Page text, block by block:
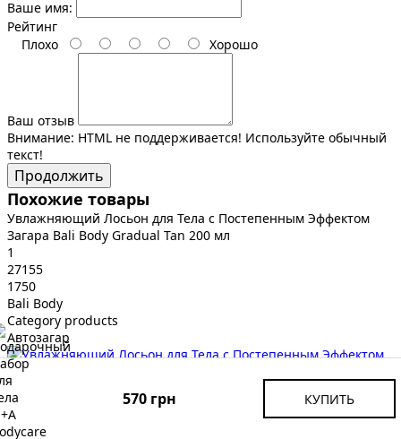
570 грн КУПИТЬ
Ваше имя:
Рейтинг
Плохо
Хорошо
Ваш отзыв
Внимание: HTML не поддерживается! Используйте обычный
текст!
Продолжить
Похожие товары
Увлажняющий Лосьон для Тела с Постепенным Эффектом
Загара Bali Body Gradual Tan 200 мл
1
27155
1750
Bali Body
Category products
Автозагар
Bali Body
Увлажняющий Лосьон для Тела с Постепенным Эффектом
Загара Bali Body Gradual Tan 200 мл